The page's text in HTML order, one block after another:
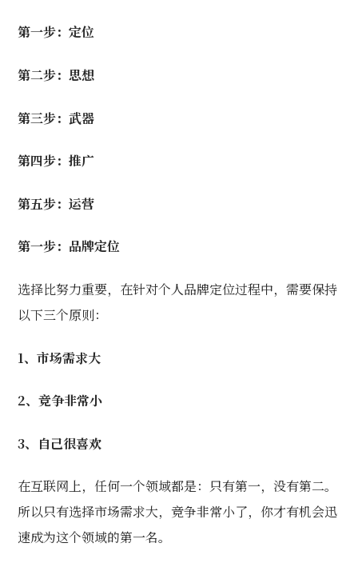
第一步：定位
第二步：思想
第三步：武器
第四步：推广
第五步：运营
第一步：品牌定位
选择比努力重要，在针对个人品牌定位过程中，需要保持
以下三个原则：
1、市场需求大
2、竞争非常小
3、自己很喜欢
在互联网上，任何一个领域都是：只有第一，没有第二。
所以只有选择市场需求大，竞争非常小了，你才有机会迅
速成为这个领域的第一名。